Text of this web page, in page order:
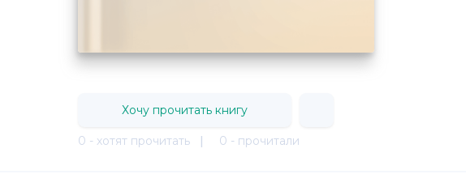
Хочу прочитать книгу
0 - хотят прочитать | 0 - прочитали